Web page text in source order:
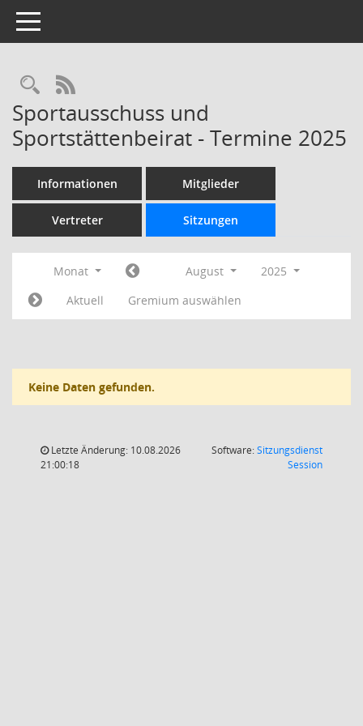
Toggle navigation
Rechercheauswahl
RSS-Feed
Sportausschuss und
Sportstättenbeirat - Termine 2025
Informationen Mitglieder
Vertreter Sitzungen
Monat August
2025
Aktuell
Gremium auswählen
Keine Daten gefunden.
Letzte Änderung: 10.08.2026
21:00:18
Software:Sitzungsdienst
Session(Wird in